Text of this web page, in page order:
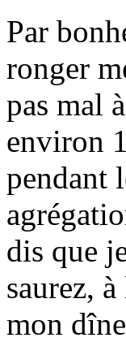
Par
ronger
pas mal
environ
pendant
dis que
saurez,
mon